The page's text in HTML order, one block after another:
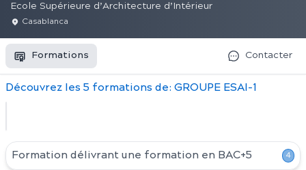
Ecole Supérieure d’Architecture d’Intérieur
Casablanca
Formations Contacter
Découvrez les 5 formations de: GROUPE ESAI-1
Formation délivrant une formation en BAC+5 4